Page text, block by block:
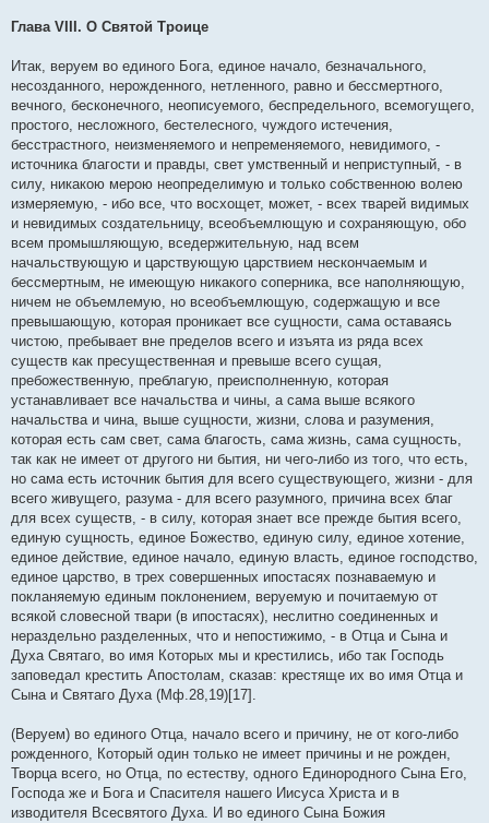
Глава VIII. О Святой Троице
Итак, веруем во единого Бога, единое начало, безначального,
несозданного, нерожденного, нетленного, равно и бессмертного,
вечного, бесконечного, неописуемого, беспредельного, всемогущего,
простого, несложного, бестелесного, чуждого истечения,
бесстрастного, неизменяемого и непременяемого, невидимого, -
источника благости и правды, свет умственный и неприступный, - в
силу, никакою мерою неопределимую и только собственною волею
измеряемую, - ибо все, что восхощет, может, - всех тварей видимых
и невидимых создательницу, всеобъемлющую и сохраняющую, обо
всем промышляющую, вседержительную, над всем
начальствующую и царствующую царствием нескончаемым и
бессмертным, не имеющую никакого соперника, все наполняющую,
ничем не объемлемую, но всеобъемлющую, содержащую и все
превышающую, которая проникает все сущности, сама оставаясь
чистою, пребывает вне пределов всего и изъята из ряда всех
существ как пресущественная и превыше всего сущая,
пребожественную, преблагую, преисполненную, которая
устанавливает все начальства и чины, а сама выше всякого
начальства и чина, выше сущности, жизни, слова и разумения,
которая есть сам свет, сама благость, сама жизнь, сама сущность,
так как не имеет от другого ни бытия, ни чего-либо из того, что есть,
но сама есть источник бытия для всего существующего, жизни - для
всего живущего, разума - для всего разумного, причина всех благ
для всех существ, - в силу, которая знает все прежде бытия всего,
единую сущность, единое Божество, единую силу, единое хотение,
единое действие, единое начало, единую власть, единое господство,
единое царство, в трех совершенных ипостасях познаваемую и
покланяемую единым поклонением, веруемую и почитаемую от
всякой словесной твари (в ипостасях), неслитно соединенных и
нераздельно разделенных, что и непостижимо, - в Отца и Сына и
Духа Святаго, во имя Которых мы и крестились, ибо так Господь
заповедал крестить Апостолам, сказав: крестяще их во имя Отца и
Сына и Святаго Духа (Мф.28,19)[17].
(Веруем) во единого Отца, начало всего и причину, не от кого-либо
рожденного, Который один только не имеет причины и не рожден,
Творца всего, но Отца, по естеству, одного Единородного Сына Его,
Господа же и Бога и Спасителя нашего Иисуса Христа и в
изводителя Всесвятого Духа. И во единого Сына Божия